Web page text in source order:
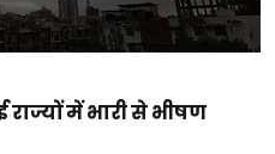
में भारी से भीषण